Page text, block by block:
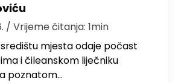
/ Vrijeme čitanja: 1min
mjesta odaje počast
i čileanskom liječniku
poznatom…